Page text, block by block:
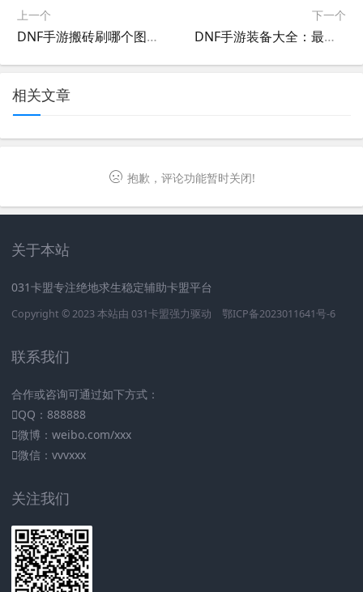
上一个
DNF手游搬砖刷哪个图最赚钱-DNF手游搬砖刷图推荐与收益分析
下一个
DNF手游装备大全：最强装备推荐-DNF手游全职业装备搭配指南
相关文章
抱歉，评论功能暂时关闭!
关于本站
031卡盟专注绝地求生稳定辅助卡盟平台
Copyright © 2023 本站由 031卡盟强力驱动 鄂ICP备2023011641号-6
联系我们
合作或咨询可通过如下方式：
QQ：888888
微博：weibo.com/xxx
微信：vvvxxx
关注我们